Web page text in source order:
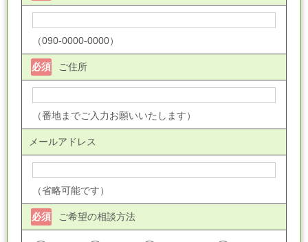
（090-0000-0000）
ご住所
必須
（番地までご入力お願いいたします）
メールアドレス
（省略可能です）
ご希望の相談方法
必須